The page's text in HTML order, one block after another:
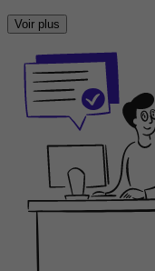
Voir plus